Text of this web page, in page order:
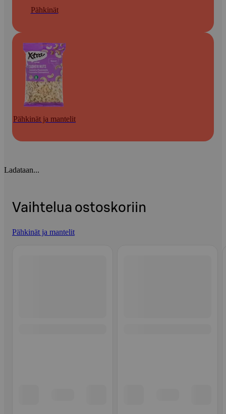
Pähkinät
Pähkinät ja mantelit
Ladataan...
Vaihtelua ostoskoriin
Pähkinät ja mantelit